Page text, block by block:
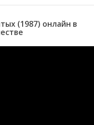
(1987) онлайн в